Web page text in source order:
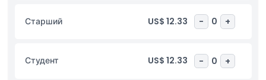
мультимедийными инсталляциями, а также наборами для
исследований и сборниками головоломок для младших
Старший US$ 12.33 - 0 +
Студент US$ 12.33 - 0 +